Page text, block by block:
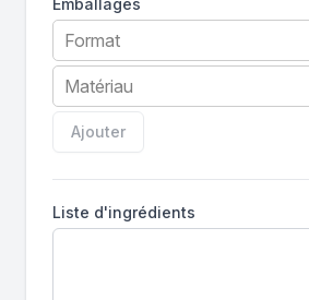
Emballages
Format
Matériau
Ajouter
Liste d'ingrédients